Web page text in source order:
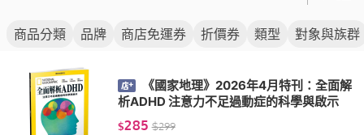
商品分類 品牌 商店免運券 折價券 類型 對象與族群
《國家地理》2026年4月特刊：全面解
析ADHD 注意力不足過動症的科學與啟示
$285 $299